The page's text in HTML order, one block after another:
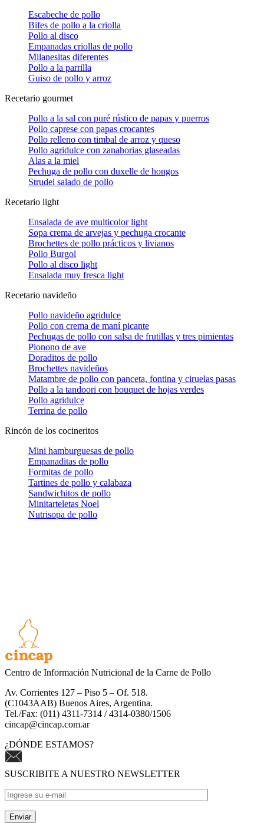
Escabeche de pollo
Bifes de pollo a la criolla
Pollo al disco
Empanadas criollas de pollo
Milanesitas diferentes
Pollo a la parrilla
Guiso de pollo y arroz
Recetario gourmet
Pollo a la sal con puré rústico de papas y puerros
Pollo caprese con papas crocantes
Pollo relleno con timbal de arroz y queso
Pollo agridulce con zanahorias glaseadas
Alas a la miel
Pechuga de pollo con duxelle de hongos
Strudel salado de pollo
Recetario light
Ensalada de ave multicolor light
Sopa crema de arvejas y pechuga crocante
Brochettes de pollo prácticos y livianos
Pollo Burgol
Pollo al disco light
Ensalada muy fresca light
Recetario navideño
Pollo navideño agridulce
Pollo con crema de maní picante
Pechugas de pollo con salsa de frutillas y tres pimientas
Pionono de ave
Doraditos de pollo
Brochettes navideños
Matambre de pollo con panceta, fontina y ciruelas pasas
Pollo a la tandoori con bouquet de hojas verdes
Pollo agridulce
Terrina de pollo
Rincón de los cocineritos
Mini hamburguesas de pollo
Empanaditas de pollo
Formitas de pollo
Tartines de pollo y calabaza
Sandwichitos de pollo
Minitarteletas Noel
Nutrisopa de pollo
Centro de Información Nutricional de la Carne de Pollo
Av. Corrientes 127 – Piso 5 – Of. 518.
(C1043AAB) Buenos Aires, Argentina.
Tel./Fax: (011) 4311-7314 / 4314-0380/1506
cincap@cincap.com.ar
¿DÓNDE ESTAMOS?
SUSCRIBITE A NUESTRO NEWSLETTER